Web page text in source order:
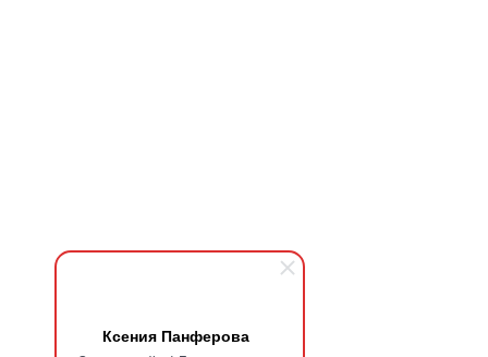
Ксения Панферова